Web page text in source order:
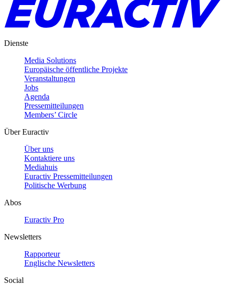
Dienste
Media Solutions
Europäische öffentliche Projekte
Veranstaltungen
Jobs
Agenda
Pressemitteilungen
Members’ Circle
Über Euractiv
Über uns
Kontaktiere uns
Mediahuis
Euractiv Pressemitteilungen
Politische Werbung
Abos
Euractiv Pro
Newsletters
Rapporteur
Englische Newsletters
Social